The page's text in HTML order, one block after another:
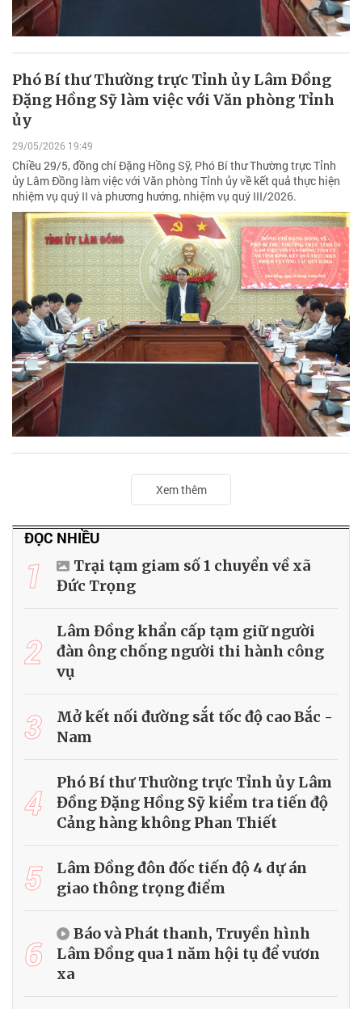
Phó Bí thư Thường trực Tỉnh ủy Lâm Đồng
Đặng Hồng Sỹ làm việc với Văn phòng Tỉnh
ủy
29/05/2026 19:49
Chiều 29/5, đồng chí Đặng Hồng Sỹ, Phó Bí thư Thường trực Tỉnh
ủy Lâm Đồng làm việc với Văn phòng Tỉnh ủy về kết quả thực hiện
nhiệm vụ quý II và phương hướng, nhiệm vụ quý III/2026.
Xem thêm
ĐỌC NHIỀU
1
Trại tạm giam số 1 chuyển về xã
Đức Trọng
2
Lâm Đồng khẩn cấp tạm giữ người
đàn ông chống người thi hành công
vụ
3
Mở kết nối đường sắt tốc độ cao Bắc -
Nam
4
Phó Bí thư Thường trực Tỉnh ủy Lâm
Đồng Đặng Hồng Sỹ kiểm tra tiến độ
Cảng hàng không Phan Thiết
5
Lâm Đồng đôn đốc tiến độ 4 dự án
giao thông trọng điểm
6
Báo và Phát thanh, Truyền hình
Lâm Đồng qua 1 năm hội tụ để vươn
xa